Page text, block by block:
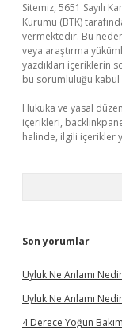
Sitemiz, 5651 Sayılı
Kurumu (BTK)
vermektedir. Bu
veya araştırma
yazdıkları içeriklerin
bu sorumluluğu kabul
Hukuka ve yasal
içerikleri,
halinde, ilgili içerikler
Son yorumlar
Uyluk Ne Anlamı Nedir
Uyluk Ne Anlamı Nedir
4 Derece Yoğun